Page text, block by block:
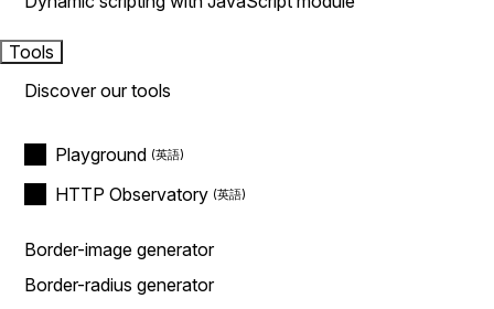
Tools
Discover our tools
Playground
HTTP Observatory
Border-image generator
Border-radius generator